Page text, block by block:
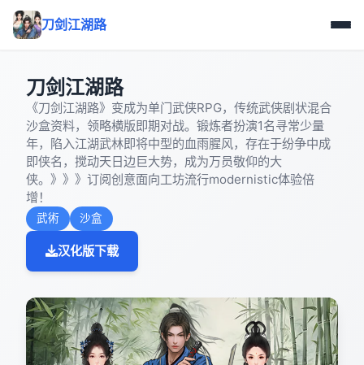
刀剑江湖路
刀剑江湖路
《刀剑江湖路》变成为单门武侠RPG，传统武侠剧状混合
沙盒资料，领略横版即期对战。锻炼者扮演1名寻常少量
年，陷入江湖武林即将中型的血雨腥风，存在于纷争中成
即侠名，搅动天日边巨大势，成为万员敬仰的大
侠。》》》订阅创意面向工坊流行modernistic体验倍
增！
武術 沙盒
汉化版下载